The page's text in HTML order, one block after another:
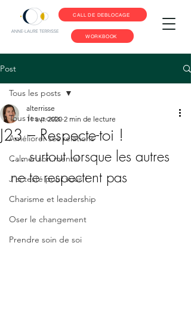
CALL DE DEBLOCAGE
WORKBOOK
Post
Tous les posts
Améliorer ses relations
Calmer son mental
J'ai testé pour vous !
Charisme et leadership
Oser le changement
Prendre soin de soi
Tous les posts
J23 – Respecte-toi !
alterrisse
11 avr. 2020 2 min de lecture
… surtout lorsque les autres
ne te respectent pas